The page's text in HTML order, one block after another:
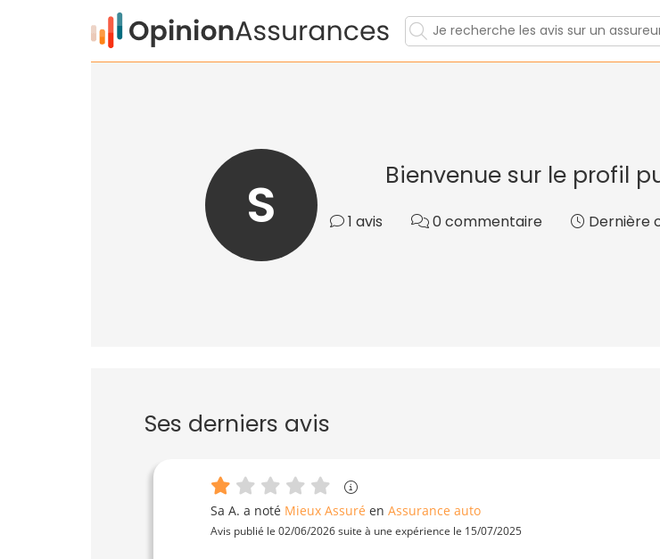
S Bienvenue sur le profil
1 avis 0 commentaire Dernière
Ses derniers avis
Sa A. a noté Mieux Assuré en Assurance auto
Avis publié le 02/06/2026 suite à une expérience le 15/07/2025